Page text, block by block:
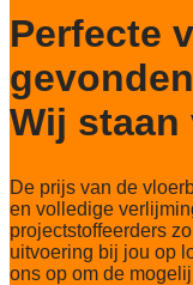
Totaal gwicht
33 Heavy
Thermische
0,15
Perfecte
Wij staan
De prijs van de
en volledige
projectstoffeerders
uitvoering bij jou op
ons op om de